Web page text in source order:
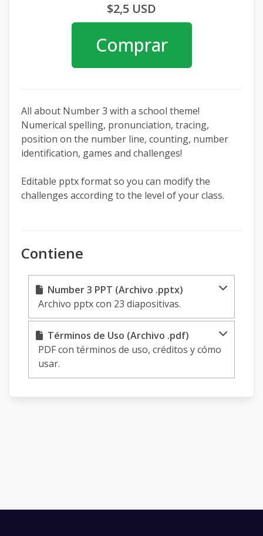
$2,5 USD
Comprar
All about Number 3 with a school theme!
Numerical spelling, pronunciation, tracing,
position on the number line, counting, number
identification, games and challenges!
Editable pptx format so you can modify the
challenges according to the level of your class.
Contiene
Number 3 PPT (Archivo .pptx)
Archivo pptx con 23 diapositivas.
Términos de Uso (Archivo .pdf)
PDF con términos de uso, créditos y cómo
usar.